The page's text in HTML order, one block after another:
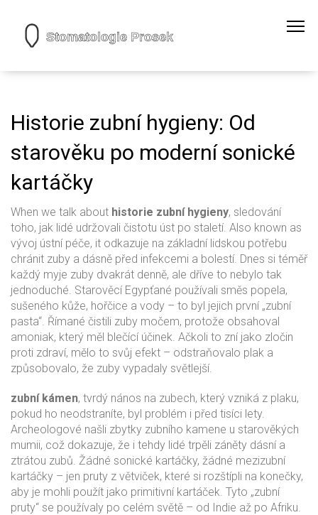
Historie zubní hygieny: Od
starověku po moderní sonické
kartáčky
When we talk about historie zubní hygieny, sledování
toho, jak lidé udržovali čistotu úst po staletí. Also known as
vývoj ústní péče, it odkazuje na základní lidskou potřebu
chránit zuby a dásně před infekcemi a bolestí. Dnes si téměř
každý myje zuby dvakrát denně, ale dříve to nebylo tak
jednoduché. Starověcí Egypťané používali směs popela,
sušeného kůže, hořčice a vody – to byl jejich první „zubní
pasta“. Římané čistili zuby močem, protože obsahoval
amoniak, který měl blečící účinek. Ačkoli to zní jako zločin
proti zdraví, mělo to svůj efekt – odstraňovalo plak a
způsobovalo, že zuby vypadaly světlejší.
zubní kámen, tvrdý nános na zubech, který vzniká z plaku,
pokud ho neodstraníte, byl problém i před tisíci lety.
Archeologové našli zbytky zubního kamene u starověkých
mumii, což dokazuje, že i tehdy lidé trpěli záněty dásní a
ztrátou zubů. Žádné sonické kartáčky, žádné mezizubní
kartáčky – jen pruty z větviček, které si rozštípli na konečky,
aby je mohli použít jako primitivní kartáček. Tyto „zubní
pruty“ se používaly po celém světě – od Indie až po Afriku.